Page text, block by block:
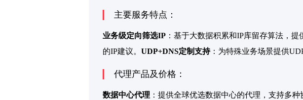
主要服务特点：
业务级定向筛选IP ：基于大数据积累和IP库留存算法，提
的IP建议。 UDP+DNS定制支持：为特殊业务场景提供
代理产品及价格：
数据中心代理 ：提供全球优选数据中心的代理，支持多